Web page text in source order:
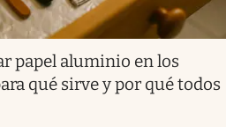
papel aluminio en los
qué sirve y por qué todos